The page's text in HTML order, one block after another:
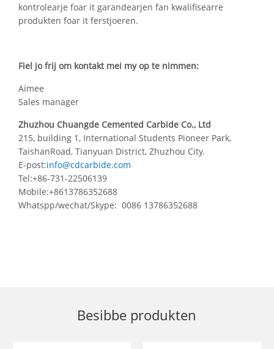
kontrolearje foar it garandearjen fan kwalifisearre
produkten foar it ferstjoeren.
Fiel jo frij om kontakt mei my op te nimmen:
Aimee
Sales manager
Zhuzhou Chuangde Cemented Carbide Co., Ltd
215, building 1, International Students Pioneer Park,
TaishanRoad, Tianyuan District, Zhuzhou City.
E-post:info@cdcarbide.com
Tel:+86-731-22506139
Mobile:+8613786352688
Whatspp/wechat/Skype: 0086 13786352688
Besibbe produkten